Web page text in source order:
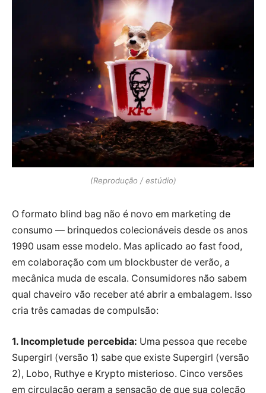
(Reprodução / estúdio)
O formato blind bag não é novo em marketing de
consumo — brinquedos colecionáveis desde os anos
1990 usam esse modelo. Mas aplicado ao fast food,
em colaboração com um blockbuster de verão, a
mecânica muda de escala. Consumidores não sabem
qual chaveiro vão receber até abrir a embalagem. Isso
cria três camadas de compulsão:
1. Incompletude percebida: Uma pessoa que recebe
Supergirl (versão 1) sabe que existe Supergirl (versão
2), Lobo, Ruthye e Krypto misterioso. Cinco versões
em circulação geram a sensação de que sua coleção